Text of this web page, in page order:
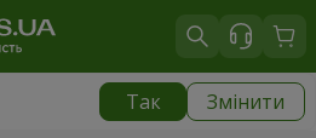
Так Змінити